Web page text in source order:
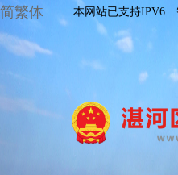
简繁体 本网站已支持IPV6